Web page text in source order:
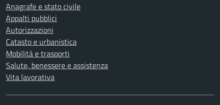
Anagrafe e stato civile
Appalti pubblici
Autorizzazioni
Catasto e urbanistica
Mobilità e trasporti
Salute, benessere e assistenza
Vita lavorativa